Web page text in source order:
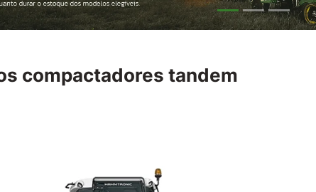
compactadores tandem